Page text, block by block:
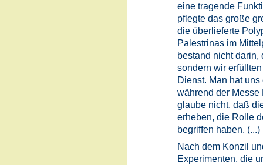
eine tragende
pflegte das große
die überlieferte
Palestrinas im
bestand nicht darin,
sondern wir
Dienst. Man hat
während der Messe
glaube nicht, daß
erheben, die Rolle
begriffen haben. (...)
Nach dem Konzil
Experimenten, die